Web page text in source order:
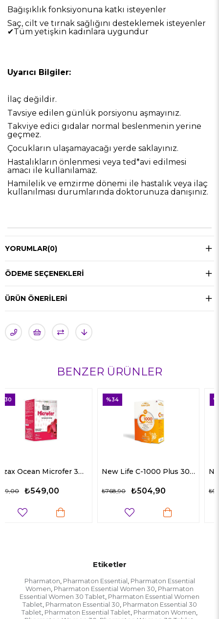
Bağışıklık fonksiyonuna katkı isteyenler
Saç, cilt ve tırnak sağlığını desteklemek isteyenler
✔Tüm yetişkin kadınlara uygundur
Uyarıcı Bilgiler:
İlaç değildir.
Tavsiye edilen günlük porsiyonu aşmayınız.
Takviye edici gıdalar normal beslenmenin yerine
geçmez.
Çocukların ulaşamayacağı yerde saklayınız.
Hastalıkların önlenmesi veya ted*avi edilmesi
amacı ile kullanılamaz.
Hamilelik ve emzirme dönemi ile hastalık veya ilaç
kullanılması durumlarında doktorunuza danışınız.
YORUMLAR(0)
ÖDEME SEÇENEKLERI
ÜRÜN ÖNERILERI
BENZER ÜRÜNLER
New Life C-1000 Plus 30 Kapsül
₺504,90
₺768,90
%34
NBL Immuno Formula Selenyum & Beta Glukan 30 Tablet
₺569,00
₺914,00
Etiketler
Pharmaton, Pharmaton Essential, Pharmaton Essential
Women, Pharmaton Essential Women 30, Pharmaton
Essential Women 30 Tablet, Pharmaton Essential Women
Tablet, Pharmaton Essential 30, Pharmaton Essential 30
Tablet, Pharmaton Essential Tablet, Pharmaton Women,